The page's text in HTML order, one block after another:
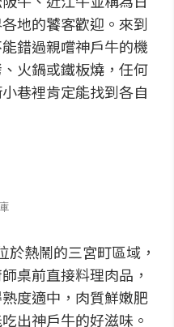
地的饕客歡迎。來到
錯過親嚐神戶牛的機
火鍋或鐵板燒，任何
巷裡肯定能找到各自
熱鬧的三宮町區域，
桌前直接料理肉品，
度適中，肉質鮮嫩肥
出神戶牛的好滋味。